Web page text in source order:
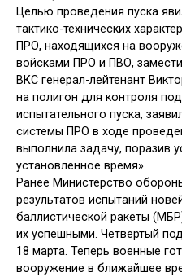
Целью проведения пуска
тактико-технических
ПРО, находящихся на
войсками ПРО и ПВО,
ВКС генерал-лейтенант
на полигон для контроля
испытательного пуска,
системы ПРО в ходе
выполнила задачу, поразив
установленное время».
Ранее Министерство
результатов испытаний
баллистической ракеты
их успешными. Четвертый
18 марта. Теперь военные
вооружение в ближайшее